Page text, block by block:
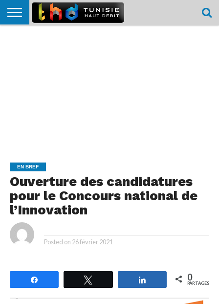
EN BREF
Ouverture des candidatures
pour le Concours national de
l’Innovation
Posted on 26 février 2021
Partagez 0
PARTAGES